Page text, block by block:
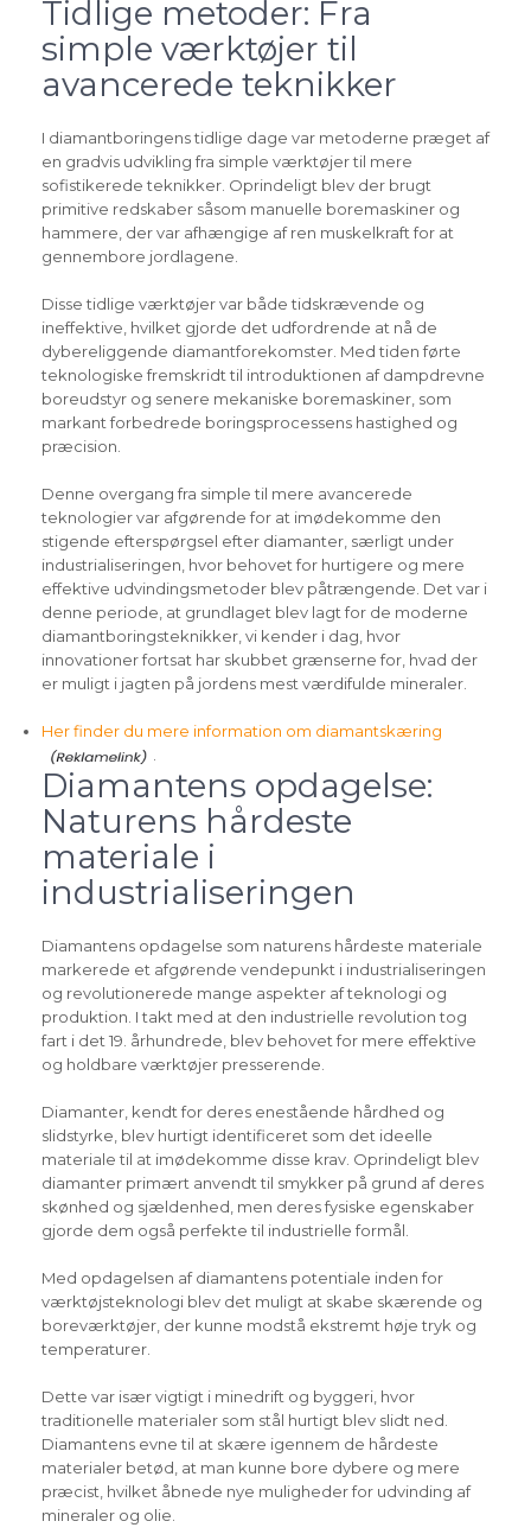
Tidlige metoder: Fra
simple værktøjer til
avancerede teknikker
I diamantboringens tidlige dage var metoderne præget af
en gradvis udvikling fra simple værktøjer til mere
sofistikerede teknikker. Oprindeligt blev der brugt
primitive redskaber såsom manuelle boremaskiner og
hammere, der var afhængige af ren muskelkraft for at
gennembore jordlagene.
Disse tidlige værktøjer var både tidskrævende og
ineffektive, hvilket gjorde det udfordrende at nå de
dybereliggende diamantforekomster. Med tiden førte
teknologiske fremskridt til introduktionen af dampdrevne
boreudstyr og senere mekaniske boremaskiner, som
markant forbedrede boringsprocessens hastighed og
præcision.
Denne overgang fra simple til mere avancerede
teknologier var afgørende for at imødekomme den
stigende efterspørgsel efter diamanter, særligt under
industrialiseringen, hvor behovet for hurtigere og mere
effektive udvindingsmetoder blev påtrængende. Det var i
denne periode, at grundlaget blev lagt for de moderne
diamantboringsteknikker, vi kender i dag, hvor
innovationer fortsat har skubbet grænserne for, hvad der
er muligt i jagten på jordens mest værdifulde mineraler.
Her finder du mere information om diamantskæring
Diamantens opdagelse:
Naturens hårdeste
materiale i
industrialiseringen
Diamantens opdagelse som naturens hårdeste materiale
markerede et afgørende vendepunkt i industrialiseringen
og revolutionerede mange aspekter af teknologi og
produktion. I takt med at den industrielle revolution tog
fart i det 19. århundrede, blev behovet for mere effektive
og holdbare værktøjer presserende.
Diamanter, kendt for deres enestående hårdhed og
slidstyrke, blev hurtigt identificeret som det ideelle
materiale til at imødekomme disse krav. Oprindeligt blev
diamanter primært anvendt til smykker på grund af deres
skønhed og sjældenhed, men deres fysiske egenskaber
gjorde dem også perfekte til industrielle formål.
Med opdagelsen af diamantens potentiale inden for
værktøjsteknologi blev det muligt at skabe skærende og
boreværktøjer, der kunne modstå ekstremt høje tryk og
temperaturer.
Dette var især vigtigt i minedrift og byggeri, hvor
traditionelle materialer som stål hurtigt blev slidt ned.
Diamantens evne til at skære igennem de hårdeste
materialer betød, at man kunne bore dybere og mere
præcist, hvilket åbnede nye muligheder for udvinding af
mineraler og olie.